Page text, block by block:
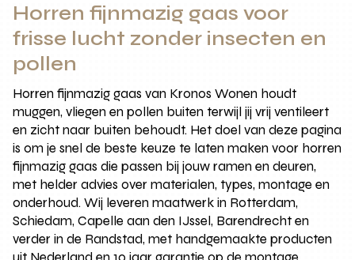
Horren fijnmazig gaas voor
frisse lucht zonder insecten en
pollen
Horren fijnmazig gaas van Kronos Wonen houdt
muggen, vliegen en pollen buiten terwijl jij vrij ventileert
en zicht naar buiten behoudt. Het doel van deze pagina
is om je snel de beste keuze te laten maken voor horren
fijnmazig gaas die passen bij jouw ramen en deuren,
met helder advies over materialen, types, montage en
onderhoud. Wij leveren maatwerk in Rotterdam,
Schiedam, Capelle aan den IJssel, Barendrecht en
verder in de Randstad, met handgemaakte producten